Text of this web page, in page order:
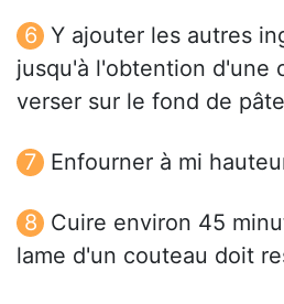
Y ajouter les autres
jusqu'à l'obtention d'une
verser sur le fond de
Enfourner à mi
Cuire environ 45
lame d'un couteau doit